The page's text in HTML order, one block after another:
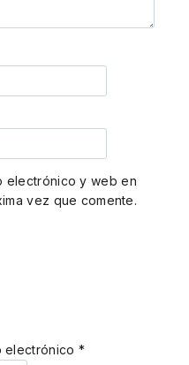
electrónico y web en
vez que comente.
electrónico *